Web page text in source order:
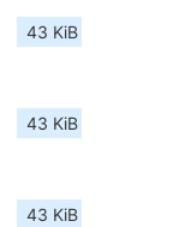
43 KiB
43 KiB
43 KiB